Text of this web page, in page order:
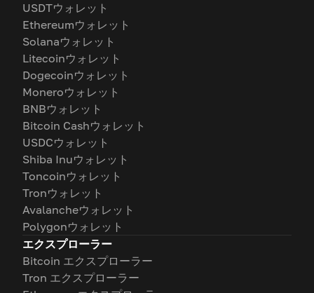
USDTウォレット
Ethereumウォレット
Solanaウォレット
Litecoinウォレット
Dogecoinウォレット
Moneroウォレット
BNBウォレット
Bitcoin Cashウォレット
USDCウォレット
Shiba Inuウォレット
Toncoinウォレット
Tronウォレット
Avalancheウォレット
Polygonウォレット
エクスプローラー
Bitcoin エクスプローラー
Tron エクスプローラー